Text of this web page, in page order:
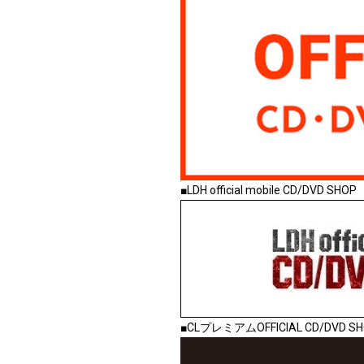
■LDH official mobile CD/DVD SHOP
■CLプレミアムOFFICIAL CD/DVD